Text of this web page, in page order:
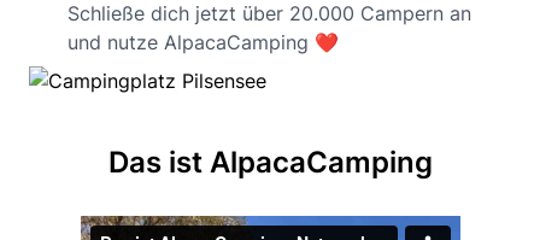
Schließe dich jetzt über 20.000 Campern an
und nutze AlpacaCamping ❤️
Das ist AlpacaCamping